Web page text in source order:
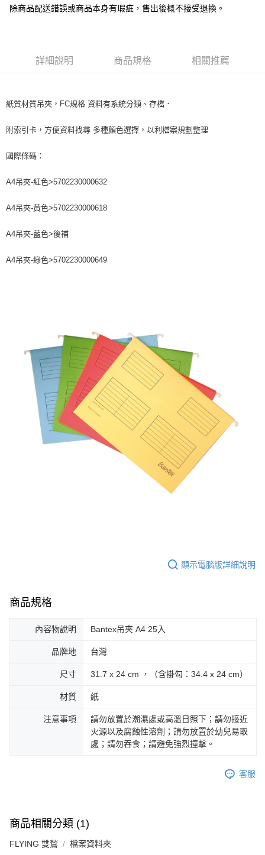
除商品配送錯誤或商品本身有瑕疵，售出後概不接受退換。
詳細說明 商品規格 相關推薦
紙質材質吊夾，FC規格 資料有系統分類、存檔．
附索引卡，方便資料找尋 多種顏色選擇，以利檔案規劃整理
國際條碼：
A4吊夾-紅色>5702230000632
A4吊夾-黃色>5702230000618
A4吊夾-藍色>後補
A4吊夾-綠色>5702230000649
顯示電腦版詳細說明
商品規格
內容物說明 Bantex吊夾 A4 25入
品牌地 台灣
尺寸 31.7 x 24 cm ，（含掛勾：34.4 x 24 cm）
材質 紙
注意事項
請勿放置於潮濕處或高溫日照下；請勿接近
火源以及腐蝕性溶劑；請勿放置於幼兒易取
處；請勿吞食；請避免強烈撞擊。
客服
商品相關分類 (1)
FLYING 雙鶖 檔案資料夾